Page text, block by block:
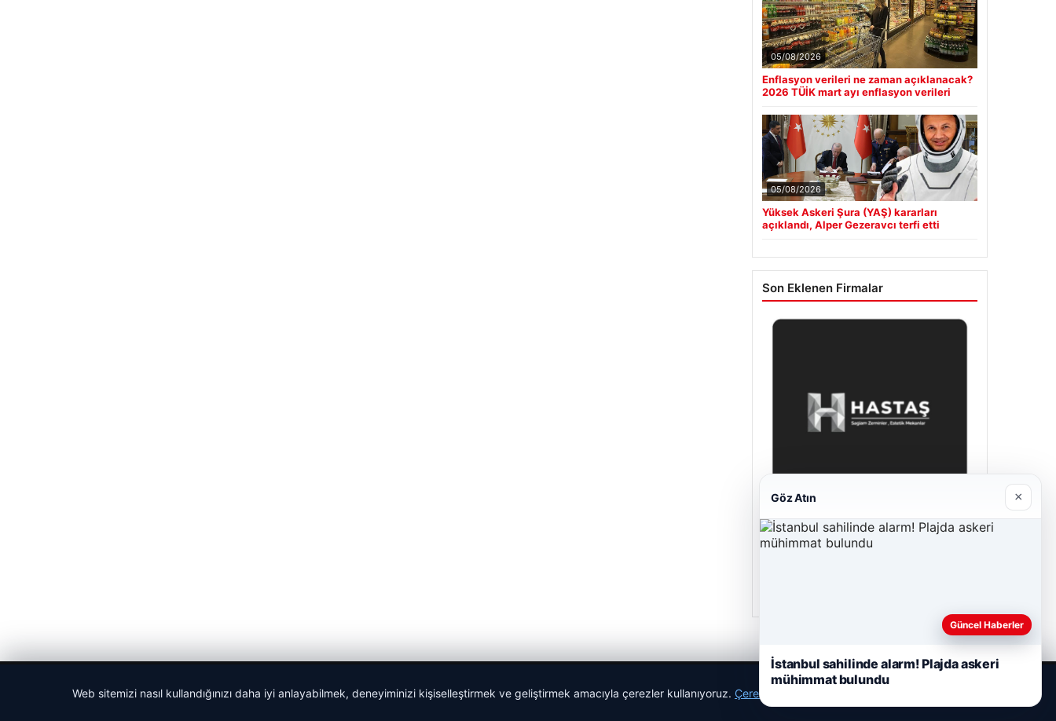
05/08/2026
Enflasyon verileri ne zaman açıklanacak?
2026 TÜİK mart ayı enflasyon verileri
05/08/2026
Yüksek Askeri Şura (YAŞ) kararları
açıklandı, Alper Gezeravcı terfi etti
Son Eklenen Firmalar
Hastaş Beton
Web sitemizi nasıl kullandığınızı daha iyi anlayabilmek, deneyiminizi kişiselleştirmek ve geliştirmek amacıyla çerezler kullanıyoruz. Çerez Politikamız
Göz Atın ×
Güncel Haberler
İstanbul sahilinde alarm! Plajda askeri
mühimmat bulundu